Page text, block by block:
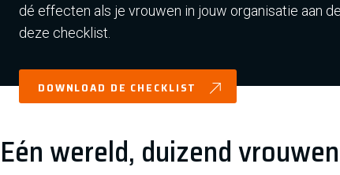
dé effecten als je vrouwen in jouw organisatie aan
deze checklist.
DOWNLOAD DE CHECKLIST
Eén wereld, duizend vrouwen